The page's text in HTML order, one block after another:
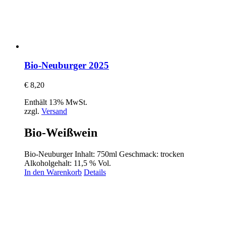
Bio-Neuburger 2025
€ 8,20
Enthält 13% MwSt.
zzgl. Versand
Bio-Weißwein
Bio-Neuburger Inhalt: 750ml Geschmack: trocken
Alkoholgehalt: 11,5 % Vol.
In den Warenkorb Details